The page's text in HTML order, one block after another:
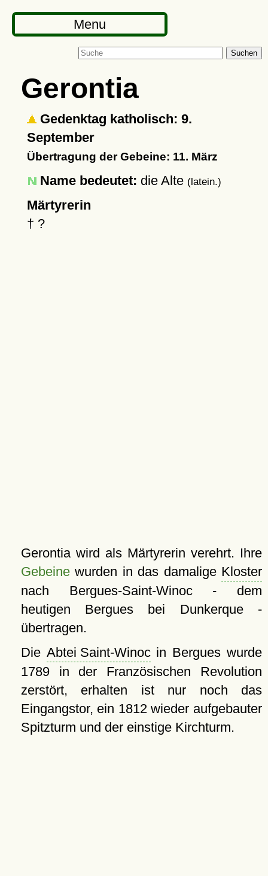
Menu
Suchen
Gerontia
Gedenktag katholisch: 9.
September
Übertragung der Gebeine: 11. März
Name bedeutet: die Alte (latein.)
Märtyrerin
† ?
Gerontia wird als Märtyrerin verehrt. Ihre
Gebeinewurden in das damalige Kloster
nach Bergues-Saint-Winoc - dem
heutigen Bergues bei Dunkerque -
übertragen.
Die Abtei Saint-Winocin Bergues wurde
1789 in der Französischen Revolution
zerstört, erhalten ist nur noch das
Eingangstor, ein 1812 wieder aufgebauter
Spitzturm und der einstige Kirchturm.